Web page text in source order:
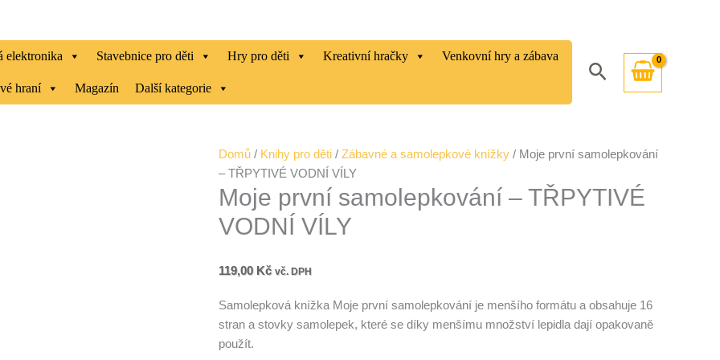
elektronika Stavebnice pro děti Hry pro děti Kreativní hračky Venkovní hry a zábava
hraní Magazín Další kategorie
Hledat
Domů / Knihy pro děti / Zábavné a samolepkové knížky / Moje první samolepkování
– TŘPYTIVÉ VODNÍ VÍLY
Moje první samolepkování – TŘPYTIVÉ
VODNÍ VÍLY
119,00 Kč vč. DPH
Samolepková knížka Moje první samolepkování je menšího formátu a obsahuje 16
stran a stovky samolepek, které se díky menšímu množství lepidla dají opakovaně
použít.
Moje
první
samolepkování
TŘPYTIVÉ
VÍLY